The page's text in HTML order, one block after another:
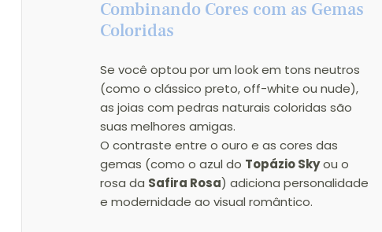
Combinando Cores com as Gemas
Coloridas
Se você optou por um look em tons neutros
(como o clássico preto, off-white ou nude),
as joias com pedras naturais coloridas são
suas melhores amigas.
O contraste entre o ouro e as cores das
gemas (como o azul do Topázio Sky ou o
rosa da Safira Rosa) adiciona personalidade
e modernidade ao visual romântico.